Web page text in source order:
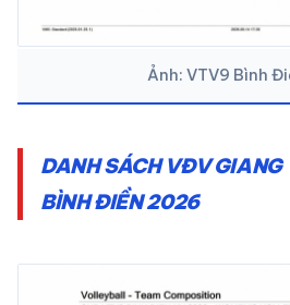
Ảnh: VTV9 Bình
DANH SÁCH VĐV
BÌNH ĐIỀN 2026